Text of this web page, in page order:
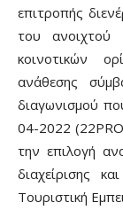
επιτροπής
του ανοιχτού
κοινοτικών
ανάθεσης
διαγωνισμού
04-2022
την επιλογή
διαχείρισης
Τουριστική